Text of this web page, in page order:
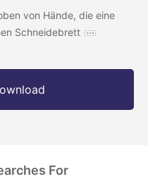
von Hände, die eine
Schneidebrett
For